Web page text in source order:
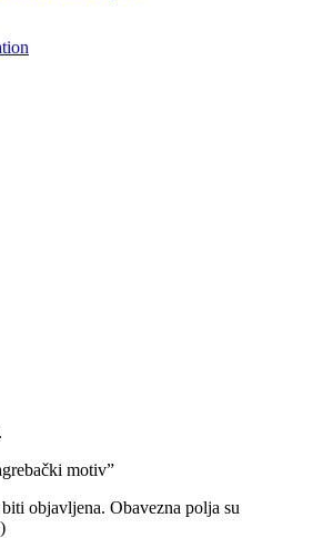
motiv”
biti objavljena. Obavezna polja su